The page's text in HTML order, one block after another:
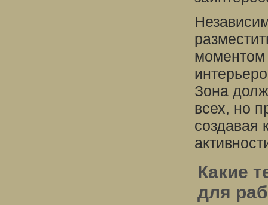
моментом
Зона
всех, но
создавая
Какие
для